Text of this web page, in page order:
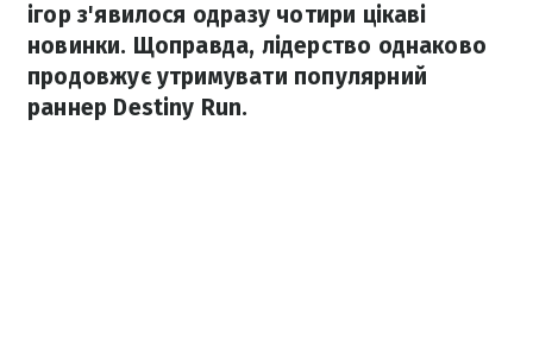
ігор з'явилося одразу чотири цікаві
новинки. Щоправда, лідерство однаково
продовжує утримувати популярний
раннер Destiny Run.